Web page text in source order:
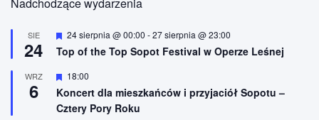
SIE
24
W
r
ż
n
o
24 sierpnia @ 00:00 -27 sierpnia @ 23:00
Top of the Top Sopot Festival w Operze Leśnej
WRZ
6
W
r
ó
18:00
Koncert dla mieszkańców i przyjaciół Sopotu –
Cztery Pory Roku